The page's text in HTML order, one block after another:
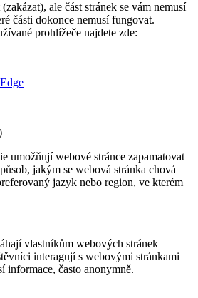
ale část stránek se vám nemusí
části dokonce nemusí fungovat.
prohlížeče najdete zde:
umožňují webové stránce zapamatovat
jakým se webová stránka chová
jazyk nebo region, ve kterém
vlastníkům webových stránek
interagují s webovými stránkami
informace, často anonymně.